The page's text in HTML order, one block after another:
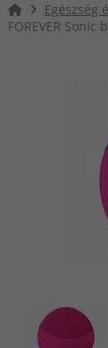
Egészség
FOREVER Sonic